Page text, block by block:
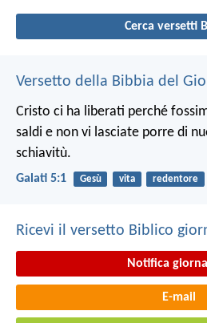
Cerca versetti
Versetto della Bibbia del
Cristo ci ha liberati perché
saldi e non vi lasciate porre di
schiavitù.
Galati 5:1 Gesù vita redentore
Ricevi il versetto Biblico
Notifica
E-mail